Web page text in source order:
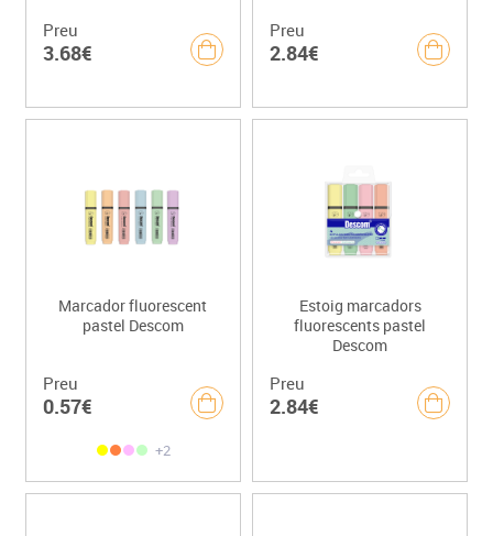
Preu
3.68€
Preu
2.84€
Marcador fluorescent
pastel Descom
Preu
0.57€
+2
Estoig marcadors
fluorescents pastel
Descom
Preu
2.84€